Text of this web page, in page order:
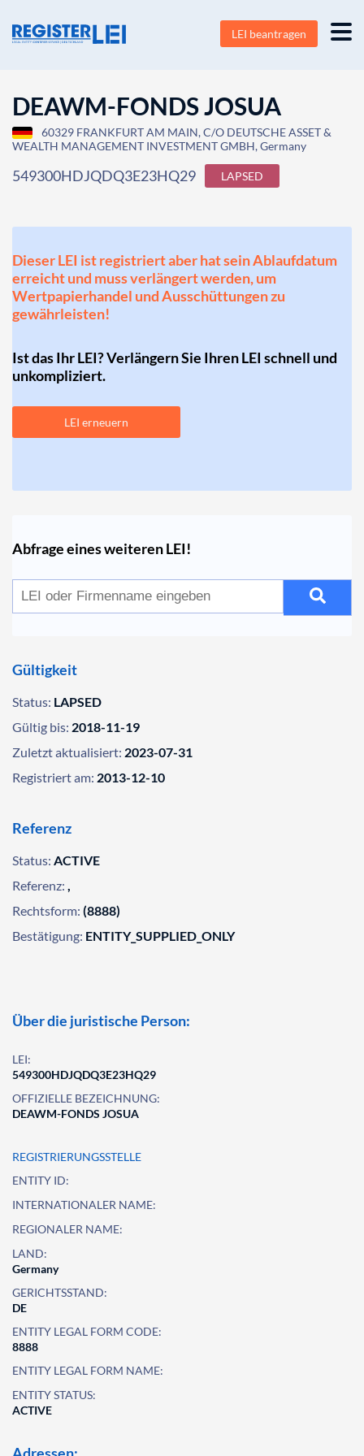
LEI beantragen
DEAWM-FONDS JOSUA
60329 FRANKFURT AM MAIN, C/O DEUTSCHE ASSET &
WEALTH MANAGEMENT INVESTMENT GMBH, Germany
549300HDJQDQ3E23HQ29 LAPSED
Dieser LEI ist registriert aber hat sein Ablaufdatum
erreicht und muss verlängert werden, um
Wertpapierhandel und Ausschüttungen zu
gewährleisten!
Ist das Ihr LEI? Verlängern Sie Ihren LEI schnell und
unkompliziert.
LEI erneuern
Abfrage eines weiteren LEI!
Gültigkeit
Status: LAPSED
Gültig bis: 2018-11-19
Zuletzt aktualisiert: 2023-07-31
Registriert am: 2013-12-10
Referenz
Status: ACTIVE
Referenz: ,
Rechtsform: (8888)
Bestätigung: ENTITY_SUPPLIED_ONLY
Über die juristische Person:
LEI:
549300HDJQDQ3E23HQ29
OFFIZIELLE BEZEICHNUNG:
DEAWM-FONDS JOSUA
REGISTRIERUNGSSTELLE
ENTITY ID:
INTERNATIONALER NAME:
REGIONALER NAME:
LAND:
Germany
GERICHTSSTAND:
DE
ENTITY LEGAL FORM CODE:
8888
ENTITY LEGAL FORM NAME:
ENTITY STATUS:
ACTIVE